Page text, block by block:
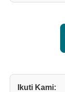
Ikuti Kami: